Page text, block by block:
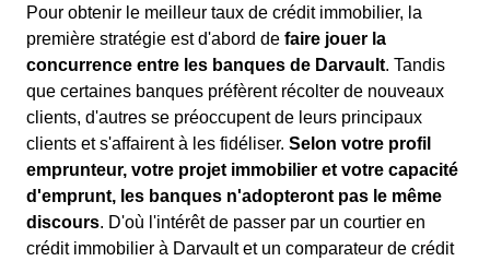
Pour obtenir le meilleur taux de crédit immobilier, la
première stratégie est d'abord de faire jouer la
concurrence entre les banques de Darvault. Tandis
que certaines banques préfèrent récolter de nouveaux
clients, d'autres se préoccupent de leurs principaux
clients et s'affairent à les fidéliser. Selon votre profil
emprunteur, votre projet immobilier et votre capacité
d'emprunt, les banques n'adopteront pas le même
discours. D'où l'intérêt de passer par un courtier en
crédit immobilier à Darvault et un comparateur de crédit